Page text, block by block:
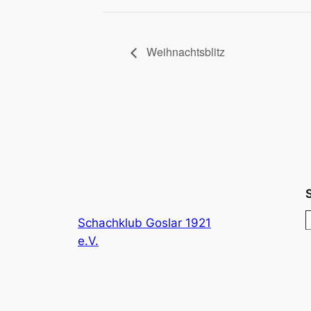
Weihnachtsblitz
Schachklub Goslar 1921
e.V.